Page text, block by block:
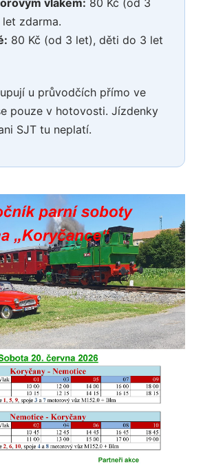
zdarma.
80 Kč (od 3 let), děti do 3 let
u průvodčích přímo ve
pouze v hotovosti. Jízdenky
SJT tu neplatí.